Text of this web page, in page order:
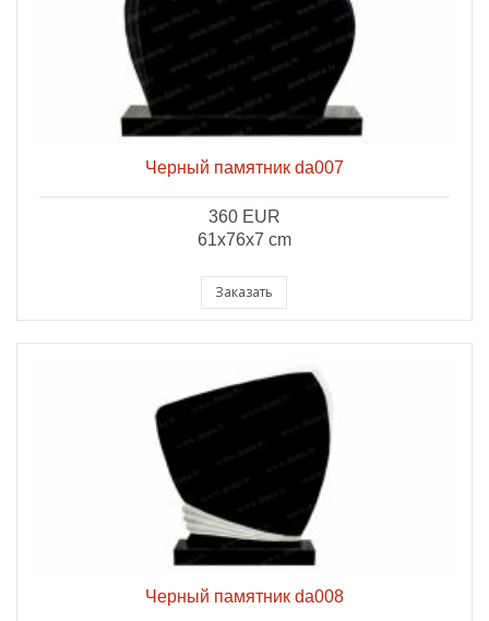
Черный памятник da007
360 EUR
61x76x7 cm
Заказать
Черный памятник da008